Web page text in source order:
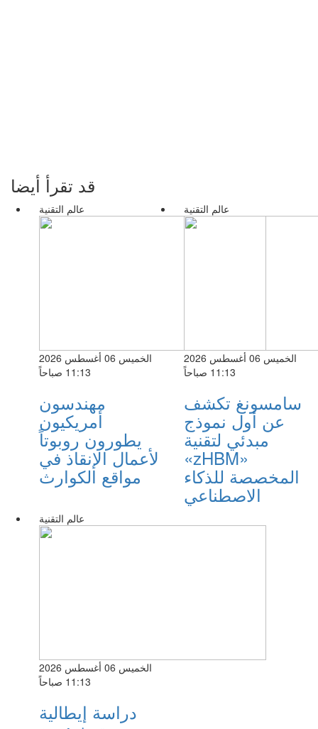
قد تقرأ أيضا
عالم التقنية
الخميس 06 أغسطس 2026
11:13 صباحاً
مهندسون
أمريكيون
يطورون روبوتاً
لأعمال الإنقاذ في
مواقع الكوارث
عالم التقنية
الخميس 06 أغسطس 2026
11:13 صباحاً
سامسونغ تكشف
عن أول نموذج
مبدئي لتقنية
«zHBM»
المخصصة للذكاء
الاصطناعي
عالم التقنية
الخميس 06 أغسطس 2026
11:13 صباحاً
دراسة إيطالية